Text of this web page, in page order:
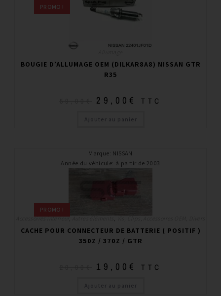
PROMO !
BOUGIE D’ALLUMAGE OEM (DILKAR8A8) NISSAN GTR
R35
29,00€ TTC
Ajouter au panier
Marque: NISSAN
Année du véhicule: à partir de 2003
PROMO !
Accessoires interieur, ,
CACHE POUR CONNECTEUR DE BATTERIE ( POSITIF )
350Z / 370Z / GTR
19,00€ TTC
Ajouter au panier